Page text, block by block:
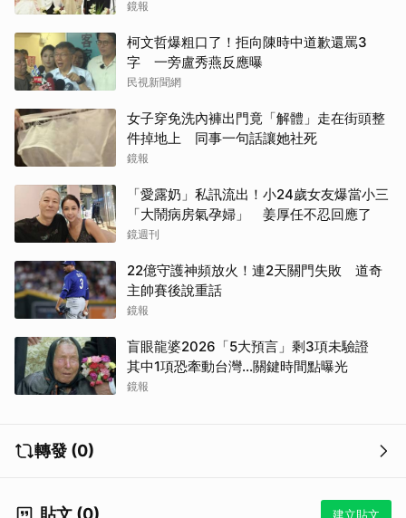
離開嗎？
鏡報
柯文哲爆粗口了！拒向陳時中道歉還罵3
字 一旁盧秀燕反應曝
民視新聞網
女子穿免洗內褲出門竟「解體」走在街頭整
件掉地上 同事一句話讓她社死
鏡報
「愛露奶」私訊流出！小24歲女友爆當小三
「大鬧病房氣孕婦」 姜厚任不忍回應了
鏡週刊
22億守護神頻放火！連2天關門失敗 道奇
主帥賽後說重話
鏡報
盲眼龍婆2026「5大預言」剩3項未驗證
其中1項恐牽動台灣...關鍵時間點曝光
鏡報
轉發 (0)
貼文 (0) 建立貼文